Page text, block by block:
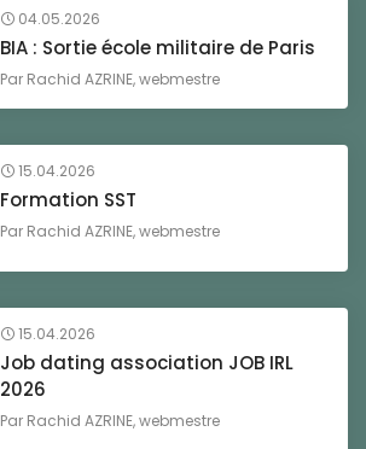
04.05.2026
BIA : Sortie école militaire de Paris
Par Rachid AZRINE, webmestre
15.04.2026
Formation SST
Par Rachid AZRINE, webmestre
15.04.2026
Job dating association JOB IRL
2026
Par Rachid AZRINE, webmestre